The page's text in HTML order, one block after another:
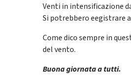
Venti in intensificazione
Si potrebbero eegistrare
Come dico sempre in
del vento.
Buona giornata a tutti.